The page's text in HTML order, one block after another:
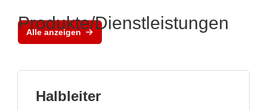
Alle anzeigen
Produkte/Dienstleistungen
Halbleiter